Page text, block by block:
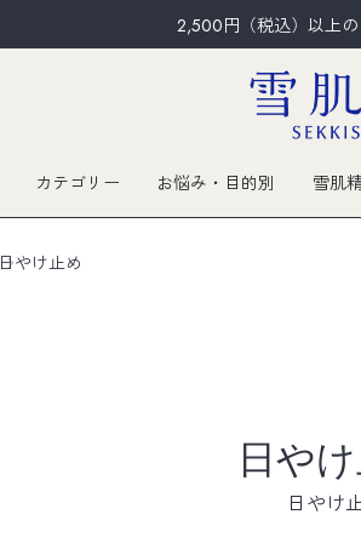
2,500円（税込）以上
カテゴリー お悩み・目的別 雪肌
日やけ止め
日や
日やけ